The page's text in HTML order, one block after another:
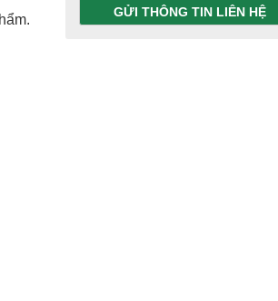
GỬI THÔNG TIN LIÊN HỆ